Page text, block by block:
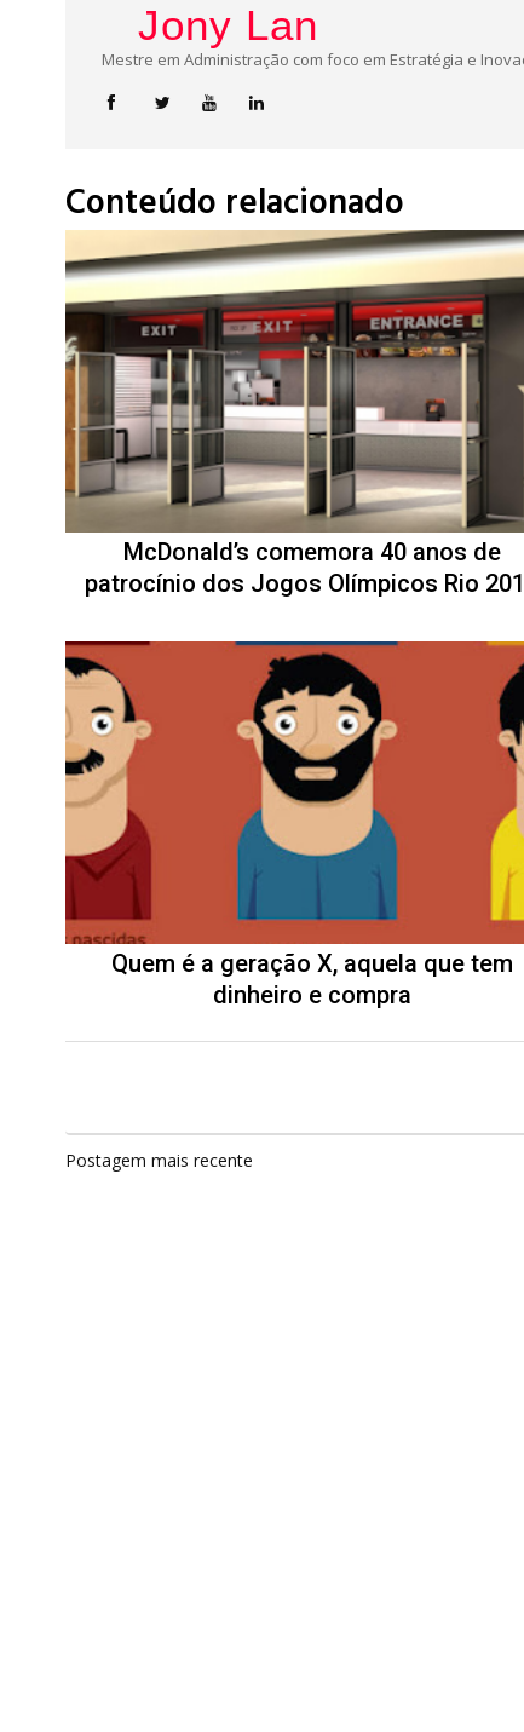
Jony Lan
Mestre em Administração com foco em Estratégia e
Conteúdo relacionado
McDonald’s comemora 40 anos de
patrocínio dos Jogos Olímpicos Rio
Quem é a geração X, aquela que tem
dinheiro e compra
Postagem mais recente